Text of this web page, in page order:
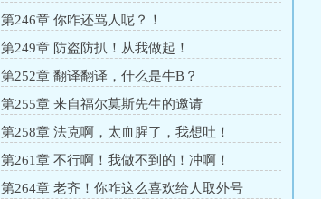
第246章 你咋还骂人呢？！
第249章 防盗防扒！从我做起！
第252章 翻译翻译，什么是牛B？
第255章 来自福尔莫斯先生的邀请
第258章 法克啊，太血腥了，我想吐！
第261章 不行啊！我做不到的！冲啊！
第264章 老齐！你咋这么喜欢给人取外号